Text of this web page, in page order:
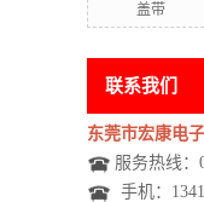
盖带
联系我们
东莞市宏康电
服务热线：
手机：